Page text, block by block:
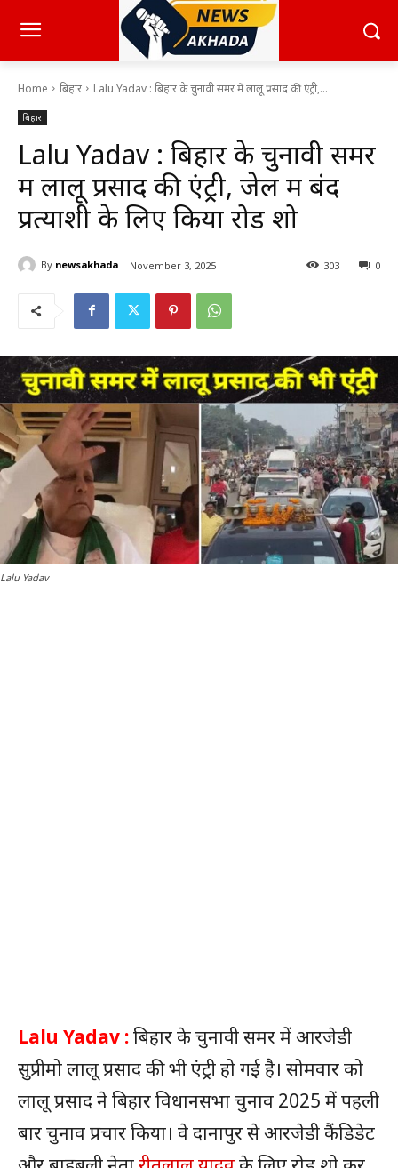
Home बिहार Lalu Yadav : बिहार के चुनावी समर में लालू प्रसाद की एंट्री,...
बिहार
Lalu Yadav : बिहार के चुनावी समर
में लालू प्रसाद की एंट्री, जेल में बंद
प्रत्याशी के लिए किया रोड शो
By newsakhada November 3, 2025 0
303
Lalu Yadav
Lalu Yadav :बिहार के चुनावी समर में आरजेडी
सुप्रीमो लालू प्रसाद की भी एंट्री हो गई है। सोमवार को
लालू प्रसाद ने बिहार विधानसभा चुनाव 2025 में पहली
बार चुनाव प्रचार किया। वे दानापुर से आरजेडी कैंडिडेट